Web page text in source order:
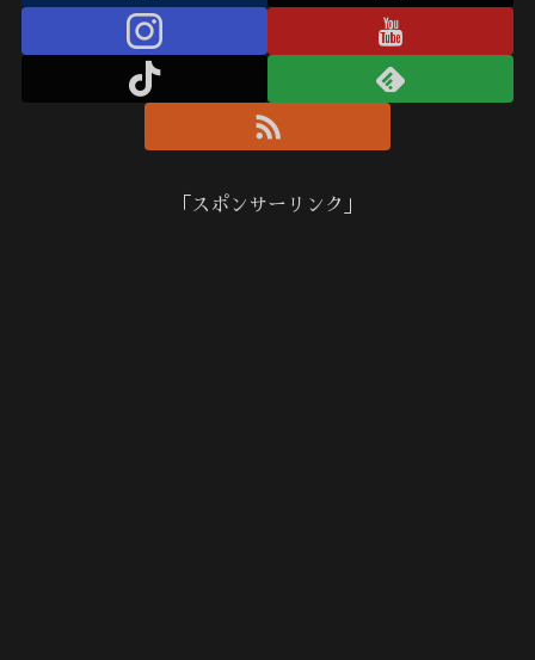
「スポンサーリンク」